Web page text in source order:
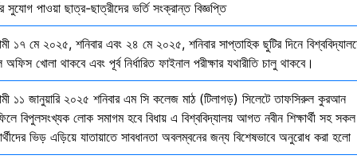
সুযোগ পাওয়া ছাত্র-ছাত্রীদের ভর্তি সংক্রান্ত বিজ্ঞপ্তি
১৭ মে ২০২৫, শনিবার এবং ২৪ মে ২০২৫, শনিবার সাপ্তাহিক ছুটির দিনে
খোলা থাকবে এবং পূর্ব নির্ধারিত ফাইনাল পরীক্ষার যথারীতি চালু থাকবে।
১১ জানুয়ারি ২০২৫ শনিবার এম সি কলেজ মাঠ (টিলাগড়) সিলেটে তাফসিরুল কুরআন
বিপুলসংখ্যক লোক সমাগম হবে বিধায় এ বিশ্ববিদ্যালয় আগত নবীন শিক্ষার্থী সহ সকল
ভিড় এড়িয়ে যাতায়াতে সাবধানতা অবলম্বনের জন্য বিশেষভাবে অনুরোধ করা হলো